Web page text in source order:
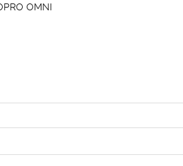
OMNI